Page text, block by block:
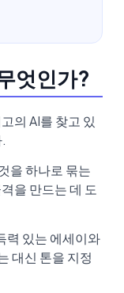
엇인가?
의 AI를 찾고 있
을 하나로 묶는
을 만드는 데 도
력 있는 에세이와
대신 톤을 지정